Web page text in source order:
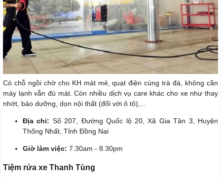
Có chỗ ngồi chờ cho KH mát mẻ, quạt điện cùng trà đá, không cần
máy lạnh vẫn đủ mát. Còn nhiều dịch vụ care khác cho xe như thay
nhớt, bảo dưỡng, dọn nội thất (đối với ô tô),...
Địa chỉ: Số 207, Đường Quốc lộ 20, Xã Gia Tân 3, Huyện
Thống Nhất, Tỉnh Đồng Nai
Giờ làm việc: 7.30am - 8.30pm
Tiệm rửa xe Thanh Tùng